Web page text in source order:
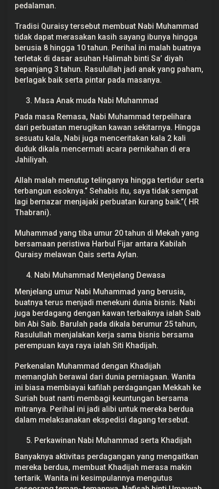
pedalaman.
Tradisi Quraisy tersebut membuat Nabi Muhammad
tidak dapat merasakan kasih sayang ibunya hingga
berusia 8 hingga 10 tahun. Perihal ini malah buatnya
terletak di dasar asuhan Halimah binti Sa’ diyah
sepanjang 3 tahun. Rasulullah jadi anak yang paham,
berlagak baik serta pintar pada masanya.
Masa Anak muda Nabi Muhammad
Pada masa Remasa, Nabi Muhammad terpelihara
dari perbuatan merugikan kawan sekitarnya. Hingga
sesuatu kala, Nabi juga menceritakan kala 2 kali
duduk dikala mencermati acara pernikahan di era
Jahiliyah.
Allah malah menutup telinganya hingga tertidur serta
terbangun esoknya.“ Sehabis itu, saya tidak sempat
lagi bernazar menjajaki perbuatan kurang baik.”( HR
Thabrani).
Muhammad yang tiba umur 20 tahun di Mekah yang
bersamaan peristiwa Harbul Fijar antara Kabilah
Quraisy melawan Qais serta Aylan.
Nabi Muhammad Menjelang Dewasa
Menjelang umur Nabi Muhammad yang berusia,
buatnya terus menjadi menekuni dunia bisnis. Nabi
juga berdagang dengan kawan terbaiknya ialah Saib
bin Abi Saib. Barulah pada dikala berumur 25 tahun,
Rasulullah menjalakan kerja sama bisnis bersama
perempuan kaya raya ialah Siti Khadijah.
Perkenalan Muhammad dengan Khadijah
memanglah berawal dari dunia perniagaan. Wanita
ini biasa membiayai kafilah perdagangan Mekkah ke
Suriah buat nanti membagi keuntungan bersama
mitranya. Perihal ini jadi alibi untuk mereka berdua
dalam melaksanakan ekspedisi dagang tersebut.
Perkawinan Nabi Muhammad serta Khadijah
Banyaknya aktivitas perdagangan yang mengaitkan
mereka berdua, membuat Khadijah merasa makin
tertarik. Wanita ini kesimpulannya mengutus